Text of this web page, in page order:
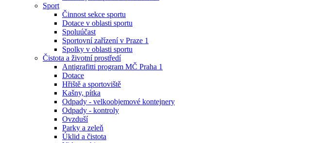
Sport
Činnost sekce sportu
Dotace v oblasti sportu
Spoluúčast
Sportovní zařízení v Praze 1
Spolky v oblasti sportu
Čistota a životní prostředí
Antigrafitti program MČ Praha 1
Dotace
Hřiště a sportoviště
Kašny, pítka
Odpady - velkoobjemové kontejnery
Odpady - kontroly
Ovzduší
Parky a zeleň
Úklid a čistota